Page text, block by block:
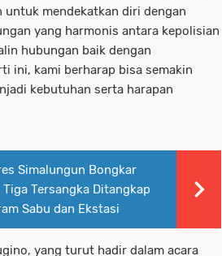
mendekatkan diri dengan
yang harmonis antara kepolisian
hubungan baik dengan
ini, kami berharap bisa semakin
kebutuhan serta harapan
Simalungun Bongkar
Tersangka Ditangkap
Sabu dan Ekstasi
yang turut hadir dalam acara